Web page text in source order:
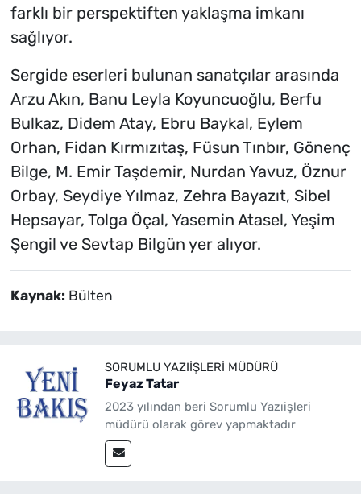
farklı bir perspektiften yaklaşma imkanı
sağlıyor.
Sergide eserleri bulunan sanatçılar arasında
Arzu Akın, Banu Leyla Koyuncuoğlu, Berfu
Bulkaz, Didem Atay, Ebru Baykal, Eylem
Orhan, Fidan Kırmızıtaş, Füsun Tınbır, Gönenç
Bilge, M. Emir Taşdemir, Nurdan Yavuz, Öznur
Orbay, Seydiye Yılmaz, Zehra Bayazıt, Sibel
Hepsayar, Tolga Öçal, Yasemin Atasel, Yeşim
Şengil ve Sevtap Bilgün yer alıyor.
Kaynak: Bülten
SORUMLU YAZIIŞLERI MÜDÜRÜ
Feyaz Tatar
2023 yılından beri Sorumlu Yazıişleri
müdürü olarak görev yapmaktadır